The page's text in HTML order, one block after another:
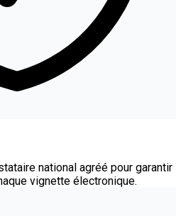
national agréé pour garantir
vignette électronique.